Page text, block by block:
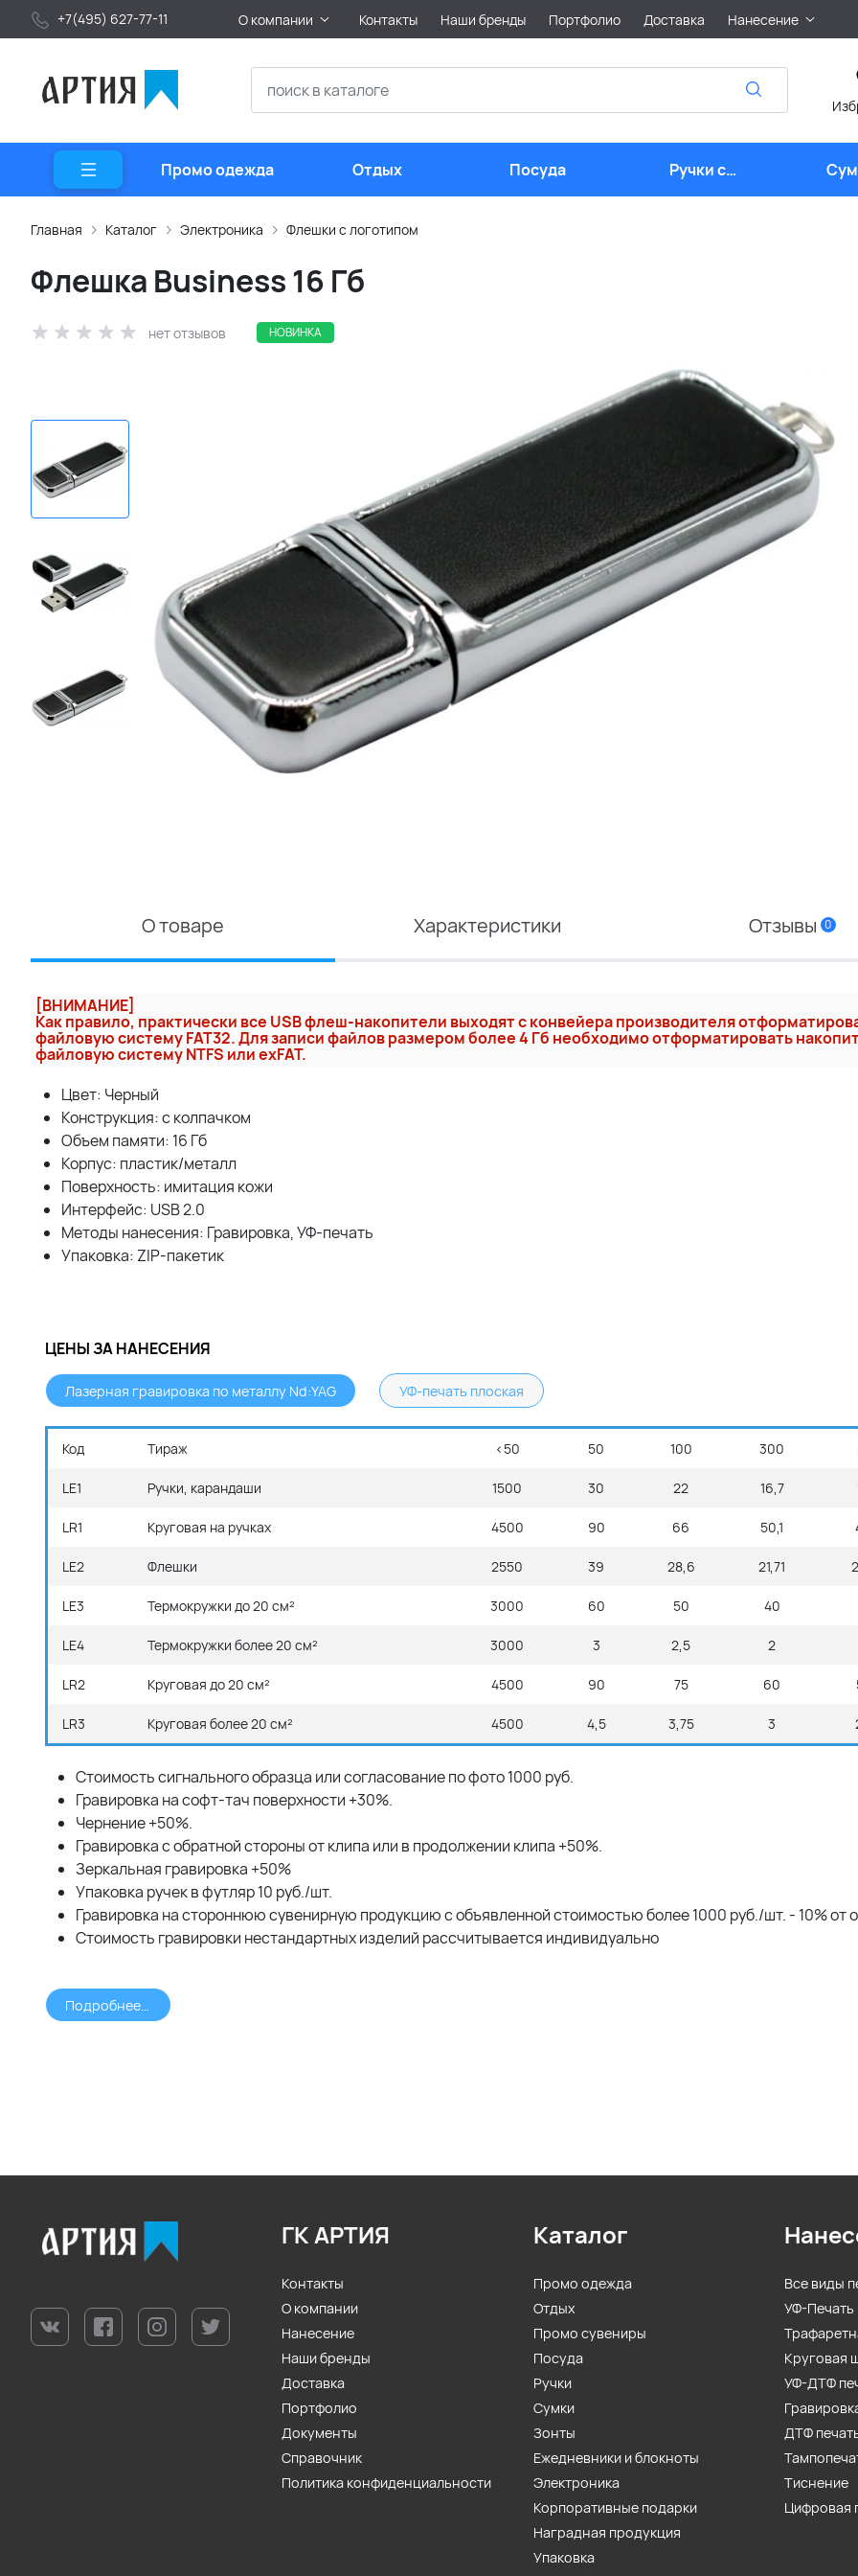
+7(495) 627-77-11 О компании Контакты Наши бренды Портфолио Доставка Нанесение
Промо одежда Отдых Посуда
Ручки с
логотипом
Главная Каталог Электроника Флешки с логотипом
Флешка Business 16 Гб
нет отзывов НОВИНКА
О товаре Характеристики Отзывы 0
[ВНИМАНИЕ]
Как правило, практически все USB флеш-накопители выходят с конвейера производителя
файловую систему FAT32. Для записи файлов размером более 4 Гб необходимо отформатировать
файловую систему NTFS или exFAT.
Цвет: Черный
Конcтрукция: с колпачком
Объем памяти: 16 Гб
Корпус: пластик/металл
Поверхность: имитация кожи
Интерфейс: USB 2.0
Методы нанесения: Гравировка, УФ-печать
Упаковка: ZIP-пакетик
ЦЕНЫ ЗА НАНЕСЕНИЯ
Лазерная гравировка по металлу Nd:YAG УФ-печать плоская
Код Тираж <50 50 100 300
LE1 Ручки, карандаши 1500 30 22 16,7
LR1 Круговая на ручках 4500 90 66 50,1
LE2 Флешки 2550 39 28,6 21,71
LE3 Термокружки до 20 см² 3000 60 50 40
LE4 Термокружки более 20 см² 3000 3 2,5 2
LR2 Круговая до 20 см² 4500 90 75 60
LR3 Круговая более 20 см² 4500 4,5 3,75 3
Стоимость сигнального образца или согласование по фото 1000 руб.
Гравировка на софт-тач поверхности +30%.
Чернение +50%.
Гравировка с обратной стороны от клипа или в продолжении клипа +50%.
Зеркальная гравировка +50%
Упаковка ручек в футляр 10 руб./шт.
Гравировка на стороннюю сувенирную продукцию с объявленной стоимостью более 1000 руб./шт. - 10% от
Стоимость гравировки нестандартных изделий рассчитывается индивидуально
ГК АРТИЯ
Контакты
О компании
Нанесение
Наши бренды
Доставка
Портфолио
Документы
Справочник
Политика конфиденциальности
Каталог
Промо одежда
Отдых
Промо сувениры
Посуда
Ручки
Сумки
Зонты
Ежедневники и блокноты
Электроника
Корпоративные подарки
Наградная продукция
Упаковка
Все виды
УФ-Печать
Круговая
УФ-ДТФ
ДТФ
Тиснение
Цифровая